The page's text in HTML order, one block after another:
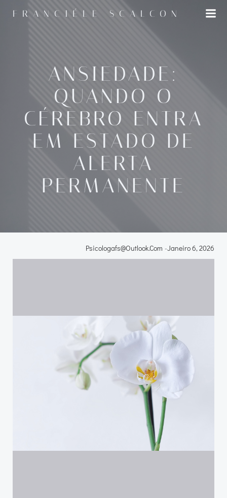
para
FRANCIÉLE SCALCON
ANSIEDADE:
QUANDO O
CÉREBRO ENTRA
EM ESTADO DE
ALERTA
PERMANENTE
Psicologafs@outlook.com -Janeiro 6, 2026